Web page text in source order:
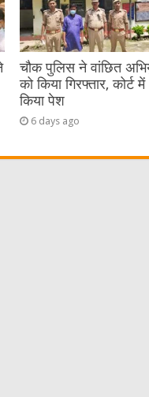
चौक पुलिस ने वांछित
को किया गिरफ्तार, कोर्ट में
किया पेश
6 days ago